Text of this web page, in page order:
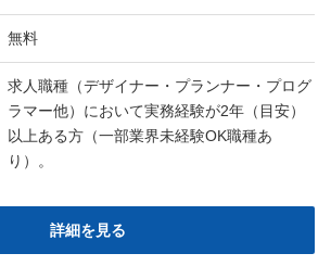
無料
求人職種（デザイナー・プランナー・プログ
ラマー他）において実務経験が2年（目安）
以上ある方（一部業界未経験OK職種あ
り）。
詳細を見る